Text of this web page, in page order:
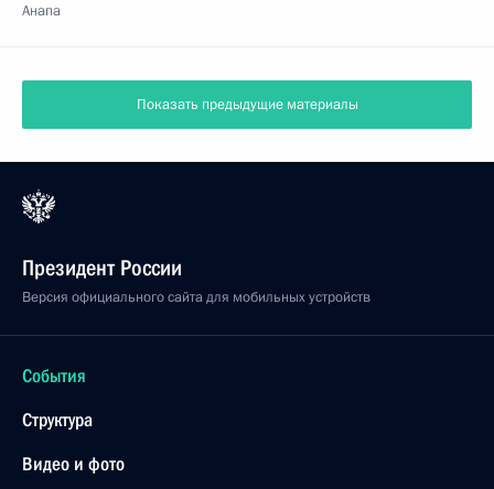
Анапа
Показать предыдущие материалы
Президент России
Версия официального сайта для мобильных устройств
События
Структура
Видео и фото